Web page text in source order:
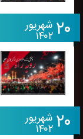
۲۰ شهریور
۱۴۰۲
۲۰ شهریور
۱۴۰۲